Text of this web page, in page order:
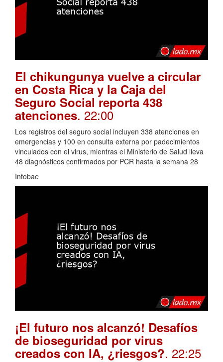
El chikungunya vuelve a circular
en Costa Rica y la Caja del
Seguro Social reporta 438
atenciones. 22:00
Los registros del seguro social incluyen 338 atenciones en
emergencias y 100 en consulta externa por padecimientos
vinculados con el virus, mientras el Ministerio de Salud lleva
48 diagnósticos confirmados por PCR hasta la semana 28
Infobae
¡El futuro nos alcanzó! Desafíos
de bioseguridad por virus
creados con IA, ¿riesgos?. 22:25